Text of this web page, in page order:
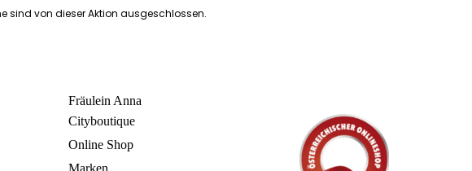
sind von dieser Aktion ausgeschlossen.
Fräulein Anna
Cityboutique
Online Shop
Marken